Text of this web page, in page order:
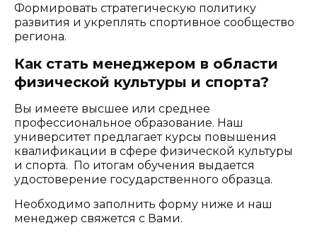
Формировать стратегическую политику
развития и укреплять спортивное сообщество
региона.
Как стать менеджером в области
физической культуры и спорта?
Вы имеете высшее или среднее
профессиональное образование. Наш
университет предлагает курсы повышения
квалификации в сфере физической культуры
и спорта. По итогам обучения выдается
удостоверение государственного образца.
Необходимо заполнить форму ниже и наш
менеджер свяжется с Вами.